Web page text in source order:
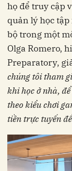
họ để truy cập
quản lý học
bộ trong một
Olga Romero,
Preparatory,
chúng tôi tham
khi học ở nhà,
theo kiểu chơi
tiền trực tuyến